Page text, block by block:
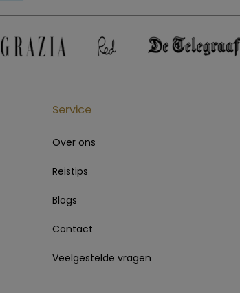
Service
Over ons
Reistips
Blogs
Contact
Veelgestelde vragen